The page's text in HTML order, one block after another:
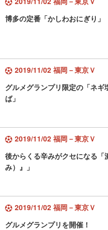
博多の定番「かしわおにぎり」
2019/11/02 福岡－東京Ｖ
グルメグランプリ限定の「ネ
ば」
2019/11/02 福岡－東京Ｖ
後からくる辛みがクセになる「
み）』」
2019/11/02 福岡－東京Ｖ
グルメグランプリを開催！